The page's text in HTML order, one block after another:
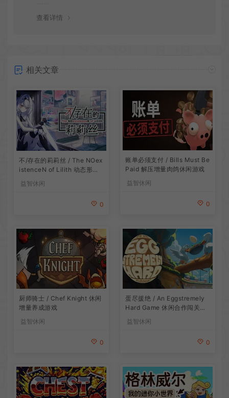
查看详情
相关文章
不/存在的莉莉丝 / The NOex
istenceN of Lilith 动态形象
益智休闲
0
账单必须支付 / Bills Must Be
Paid 解压增量肉鸽休闲游戏
益智休闲
0
厨师骑士 / Chef Knight 休闲
增量养成游戏
益智休闲
0
蛋尽援绝 / An Eggstremely
Hard Game 休闲合作闯关游
益智休闲
0